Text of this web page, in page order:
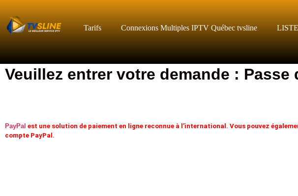
Tarifs Connexions Multiples IPTV Québec tvsline
Veuillez entrer votre demande : Passe
PayPal est une solution de paiement en ligne reconnue à l’international. Vous pouvez
compte PayPal.